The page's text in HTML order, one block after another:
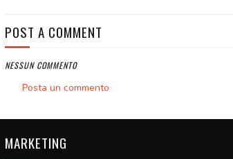
POST A COMMENT
NESSUN COMMENTO
Posta un commento
MARKETING